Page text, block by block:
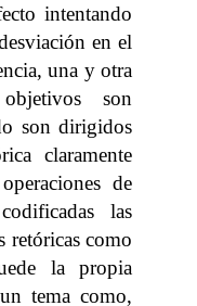
intentando
en el
una y otra
son
son dirigidos
claramente
de
las
retóricas como
la propia
tema como,